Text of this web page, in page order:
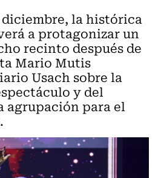
la histórica
a protagonizar un
recinto después de
Mario Mutis
Usach sobre la
y del
agrupación para el